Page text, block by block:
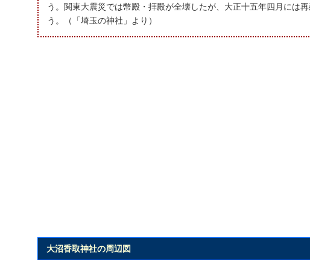
う。関東大震災では幣殿・拝殿が全壊したが、大正十五年四月には
う。（「埼玉の神社」より）
大沼香取神社の周辺図